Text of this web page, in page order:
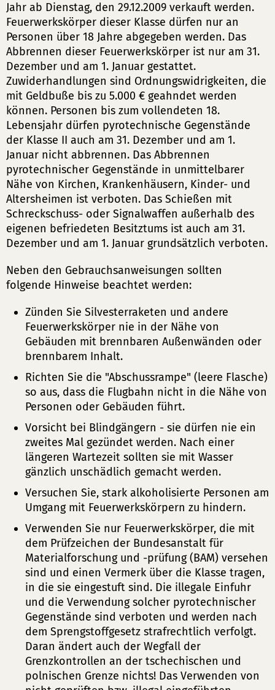
Jahr ab Dienstag, den 29.12.2009 verkauft werden.
Feuerwerkskörper dieser Klasse dürfen nur an
Personen über 18 Jahre abgegeben werden. Das
Abbrennen dieser Feuerwerkskörper ist nur am 31.
Dezember und am 1. Januar gestattet.
Zuwiderhandlungen sind Ordnungswidrigkeiten, die
mit Geldbuße bis zu 5.000 € geahndet werden
können. Personen bis zum vollendeten 18.
Lebensjahr dürfen pyrotechnische Gegenstände
der Klasse II auch am 31. Dezember und am 1.
Januar nicht abbrennen. Das Abbrennen
pyrotechnischer Gegenstände in unmittelbarer
Nähe von Kirchen, Krankenhäusern, Kinder- und
Altersheimen ist verboten. Das Schießen mit
Schreckschuss- oder Signalwaffen außerhalb des
eigenen befriedeten Besitztums ist auch am 31.
Dezember und am 1. Januar grundsätzlich verboten.
Neben den Gebrauchsanweisungen sollten
folgende Hinweise beachtet werden:
Zünden Sie Silvesterraketen und andere
Feuerwerkskörper nie in der Nähe von
Gebäuden mit brennbaren Außenwänden oder
brennbarem Inhalt.
Richten Sie die "Abschussrampe" (leere Flasche)
so aus, dass die Flugbahn nicht in die Nähe von
Personen oder Gebäuden führt.
Vorsicht bei Blindgängern - sie dürfen nie ein
zweites Mal gezündet werden. Nach einer
längeren Wartezeit sollten sie mit Wasser
gänzlich unschädlich gemacht werden.
Versuchen Sie, stark alkoholisierte Personen am
Umgang mit Feuerwerkskörpern zu hindern.
Verwenden Sie nur Feuerwerkskörper, die mit
dem Prüfzeichen der Bundesanstalt für
Materialforschung und -prüfung (BAM) versehen
sind und einen Vermerk über die Klasse tragen,
in die sie eingestuft sind. Die illegale Einfuhr
und die Verwendung solcher pyrotechnischer
Gegenstände sind verboten und werden nach
dem Sprengstoffgesetz strafrechtlich verfolgt.
Daran ändert auch der Wegfall der
Grenzkontrollen an der tschechischen und
polnischen Grenze nichts! Das Verwenden von